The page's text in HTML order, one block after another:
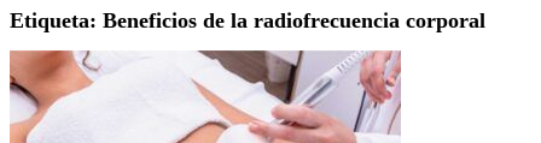
Etiqueta: Beneficios de la radiofrecuencia corporal